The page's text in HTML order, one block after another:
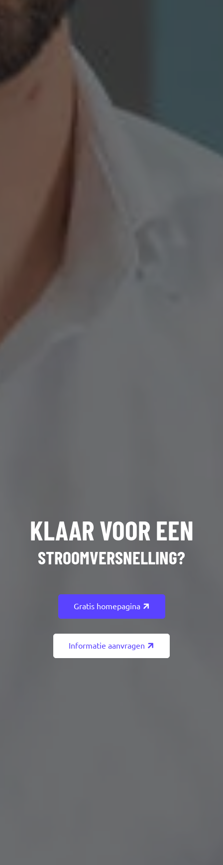
KLAAR VOOR EEN
STROOMVERSNELLING?
Gratis homepagina
Informatie aanvragen